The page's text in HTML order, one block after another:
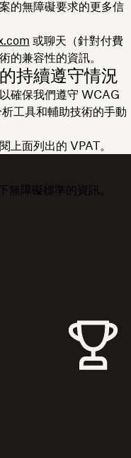
的無障礙要求的更多信
或聊天（針對付費
的兼容性的資訊。
持續遵守情況
確保我們遵守 WCAG
工具和輔助技術的手動
上面列出的 VPAT。
障礙標準的資訊。